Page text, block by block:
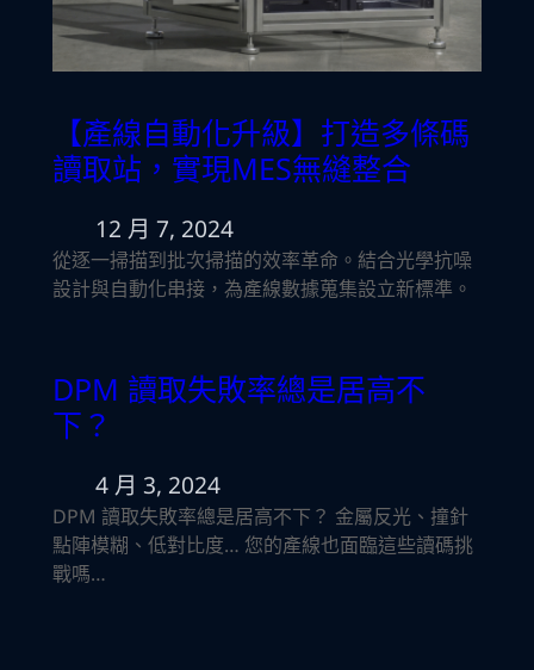
【產線自動化升級】打造多條碼
讀取站，實現MES無縫整合
12 月 7, 2024
從逐一掃描到批次掃描的效率革命。結合光學抗噪
設計與自動化串接，為產線數據蒐集設立新標準。
DPM 讀取失敗率總是居高不
下？
4 月 3, 2024
DPM 讀取失敗率總是居高不下？ 金屬反光、撞針
點陣模糊、低對比度… 您的產線也面臨這些讀碼挑
戰嗎…